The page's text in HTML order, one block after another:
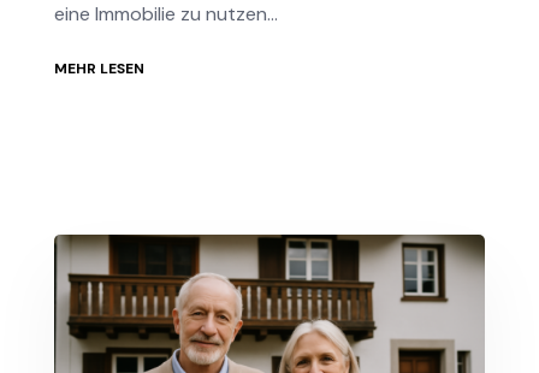
eine Immobilie zu nutzen...
MEHR LESEN